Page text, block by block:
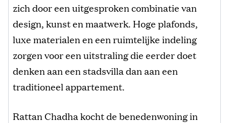
zich door een uitgesproken combinatie van
design, kunst en maatwerk. Hoge plafonds,
luxe materialen en een ruimtelijke indeling
zorgen voor een uitstraling die eerder doet
denken aan een stadsvilla dan aan een
traditioneel appartement.
Rattan Chadha kocht de benedenwoning in